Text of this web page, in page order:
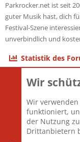
Parkrocker.net ist seit
guter Musik hast, dich
Festival-Szene
unverbindlich und
Statistik des
Themen
Mitglieder
Neuestes Mitglied
Wir
Wir
funktioniert,
der Nutzung
Drittanbietern